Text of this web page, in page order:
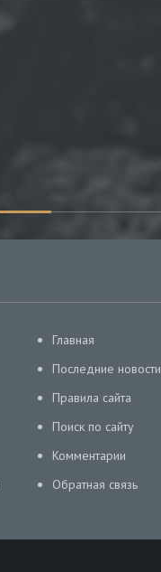
Главная
Последние новости
Правила сайта
Поиск по сайту
Комментарии
Обратная связь